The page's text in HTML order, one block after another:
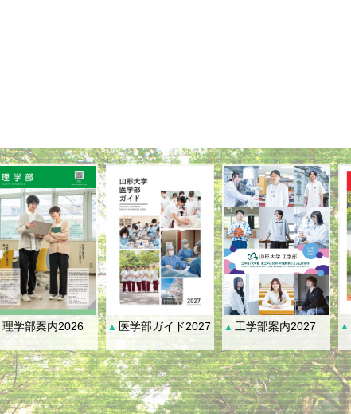
理学部案内2026 ▲ 医学部ガイド2027 ▲ 工学部案内2027 ▲